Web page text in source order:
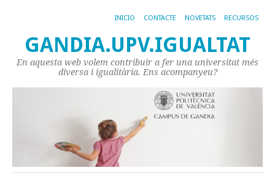
INICIO CONTACTE NOVETATS RECURSOS
GANDIA.UPV.IGUALTAT
En aquesta web volem contribuir a fer una universitat més
diversa i igualitària. Ens acompanyeu?